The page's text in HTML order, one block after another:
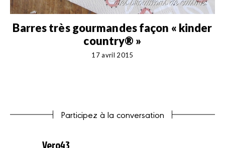
Barres très gourmandes façon « kinder
country® »
17 avril 2015
Participez à la conversation
Vero43